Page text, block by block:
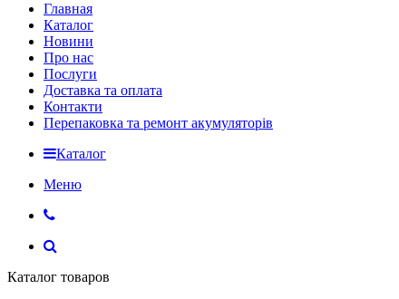
Главная
Каталог
Новини
Про нас
Послуги
Доставка та оплата
Контакти
Перепаковка та ремонт акумуляторів
Каталог
Меню
Каталог товаров